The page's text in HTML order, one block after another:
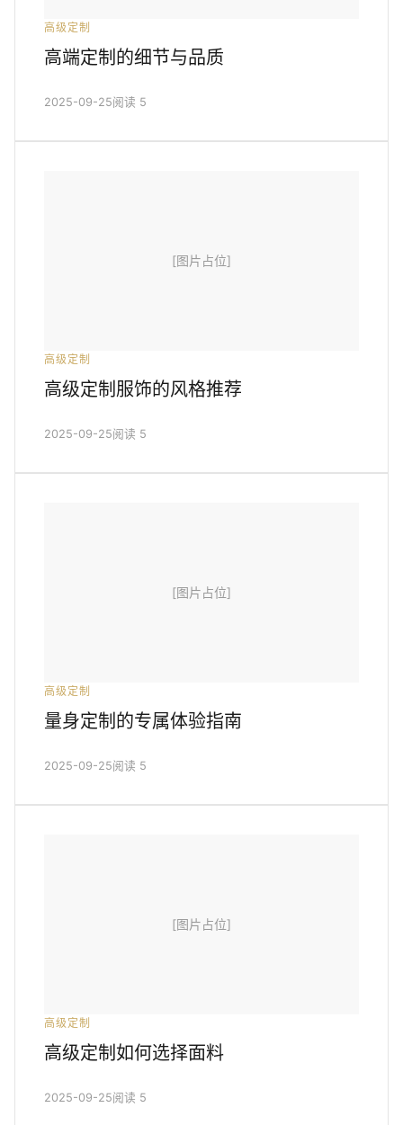
高级定制
高端定制的细节与品质
2025-09-25阅读 5
[图片占位]
高级定制
高级定制服饰的风格推荐
2025-09-25阅读 5
[图片占位]
高级定制
量身定制的专属体验指南
2025-09-25阅读 5
[图片占位]
高级定制
高级定制如何选择面料
2025-09-25阅读 5